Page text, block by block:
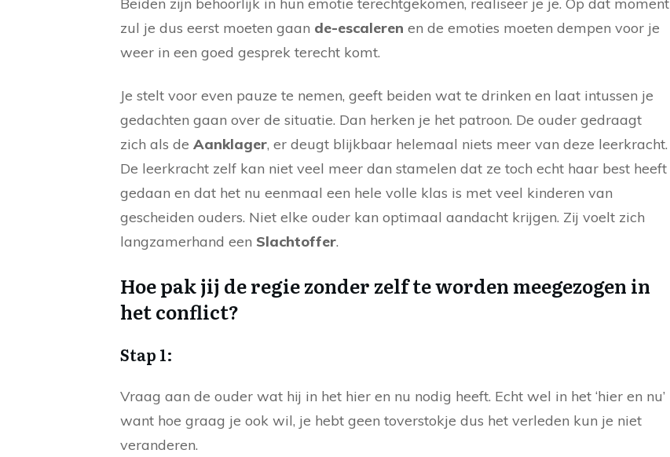
zul je dus eerst moeten gaan de-escaleren en de emoties moeten dempen voor je
weer in een goed gesprek terecht komt.
Je stelt voor even pauze te nemen, geeft beiden wat te drinken en laat intussen je
gedachten gaan over de situatie. Dan herken je het patroon. De ouder gedraagt
zich als de Aanklager, er deugt blijkbaar helemaal niets meer van deze leerkracht.
De leerkracht zelf kan niet veel meer dan stamelen dat ze toch echt haar best heeft
gedaan en dat het nu eenmaal een hele volle klas is met veel kinderen van
gescheiden ouders. Niet elke ouder kan optimaal aandacht krijgen. Zij voelt zich
langzamerhand een Slachtoffer.
Hoe pak jij de regie zonder zelf te worden meegezogen in
het conflict?
Stap 1:
Vraag aan de ouder wat hij in het hier en nu nodig heeft. Echt wel in het ‘hier en nu’
want hoe graag je ook wil, je hebt geen toverstokje dus het verleden kun je niet
veranderen.